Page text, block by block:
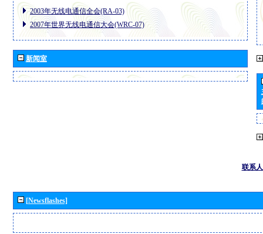
2003年无线电通信全会(RA-03)
2007年世界无线电通信大会(WRC-07)
新闻室
联系人
[Newsflashes]